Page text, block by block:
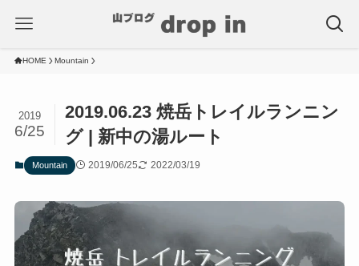
HOME Mountain
2019.06.23 焼岳トレイルランニン
グ | 新中の湯ルート
2019
6/25
Mountain 2019/06/25 2022/03/19